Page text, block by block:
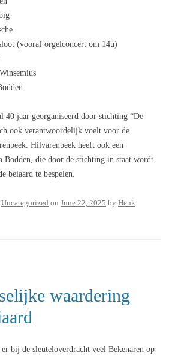
(vooraf orgelconcert om 14u)
40 jaar georganiseerd door stichting “De
ook verantwoordelijk voelt voor de
Hilvarenbeek heeft ook een
Bodden, die door de stichting in staat wordt
beiaard te bespelen.
Uncategorized on June 22, 2025 by Henk
waardering
bij de sleuteloverdracht veel Bekenaren op